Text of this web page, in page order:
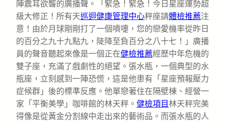
陣震耳欲聾的廣播聲。「緊急！緊急！今日星座運勢超
級大修正！所有天巡迴健康管理中心秤座請體檢推薦注
意！由於月球剛剛打了一個噴嚏，您的戀愛機率從昨日
的百分之九十九點九，陡降至負百分之八十七！」廣播
員的聲音聽起來像是一個正在健檢推薦經歷中年危機的
雙子座，充滿了戲劇性的絕望。張水瓶，一個典型的水
瓶座，立刻感到一陣恐慌，這是他患有「星座預報壓力
症候群」後的標準反應。他單戀著住在隔壁棟、經營一
家「平衡美學」咖啡館的林天秤。 健檢項目林天秤完美
得像是從黃金分割線中走出來的藝術品。而張水瓶的人